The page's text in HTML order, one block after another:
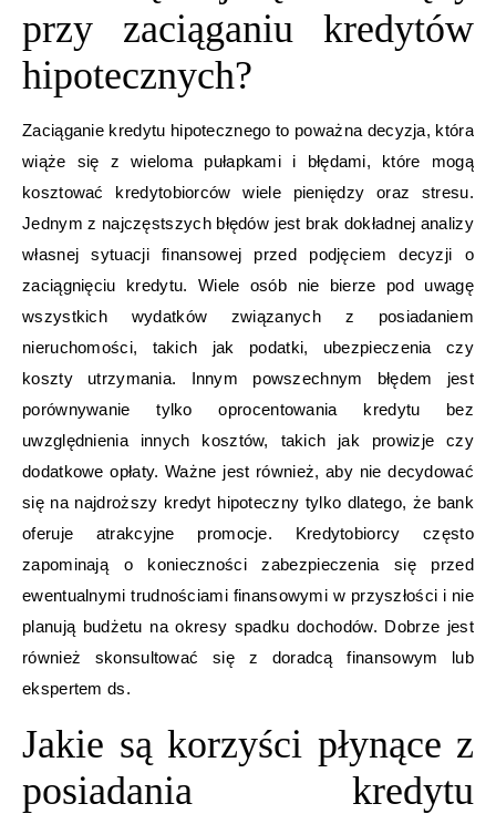
przy zaciąganiu kredytów
hipotecznych?
Zaciąganie kredytu hipotecznego to poważna decyzja, która
wiąże się z wieloma pułapkami i błędami, które mogą
kosztować kredytobiorców wiele pieniędzy oraz stresu.
Jednym z najczęstszych błędów jest brak dokładnej analizy
własnej sytuacji finansowej przed podjęciem decyzji o
zaciągnięciu kredytu. Wiele osób nie bierze pod uwagę
wszystkich wydatków związanych z posiadaniem
nieruchomości, takich jak podatki, ubezpieczenia czy
koszty utrzymania. Innym powszechnym błędem jest
porównywanie tylko oprocentowania kredytu bez
uwzględnienia innych kosztów, takich jak prowizje czy
dodatkowe opłaty. Ważne jest również, aby nie decydować
się na najdroższy kredyt hipoteczny tylko dlatego, że bank
oferuje atrakcyjne promocje. Kredytobiorcy często
zapominają o konieczności zabezpieczenia się przed
ewentualnymi trudnościami finansowymi w przyszłości i nie
planują budżetu na okresy spadku dochodów. Dobrze jest
również skonsultować się z doradcą finansowym lub
ekspertem ds.
Jakie są korzyści płynące z
posiadania kredytu